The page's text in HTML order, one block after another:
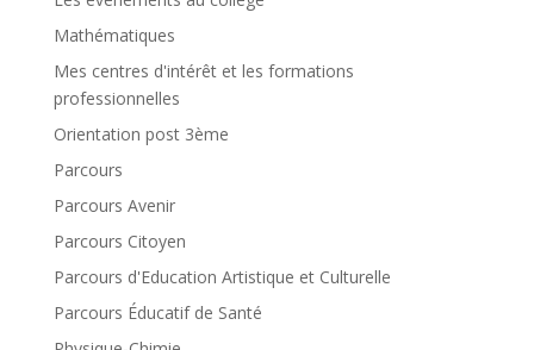
Mathématiques
Mes centres d'intérêt et les formations
professionnelles
Orientation post 3ème
Parcours
Parcours Avenir
Parcours Citoyen
Parcours d'Education Artistique et Culturelle
Parcours Éducatif de Santé